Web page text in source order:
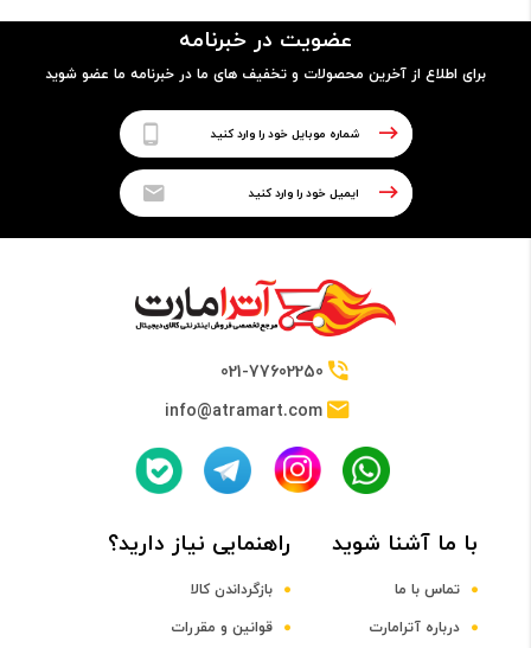
6006U
DDR4
عضویت در خبرنامه
برای اطلاع از آخرین محصولات و تخفیف های ما در خبرنامه ما عضو شوید
021-77602250
info@atramart.com
با ما آشنا شوید
تماس با ما
درباره آترامارت
راهنمایی نیاز دارید؟
بازگرداندن کالا
قوانین و مقررات